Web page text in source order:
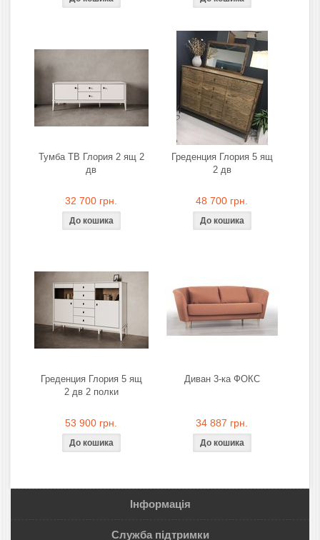
Тумба ТВ Глория 2 ящ 2
дв
32 700 грн.
Греденция Глория 5 ящ
2 дв
48 700 грн.
Греденция Глория 5 ящ
2 дв 2 полки
53 900 грн.
Диван 3-ка ФОКС
34 887 грн.
Інформація
Служба підтримки